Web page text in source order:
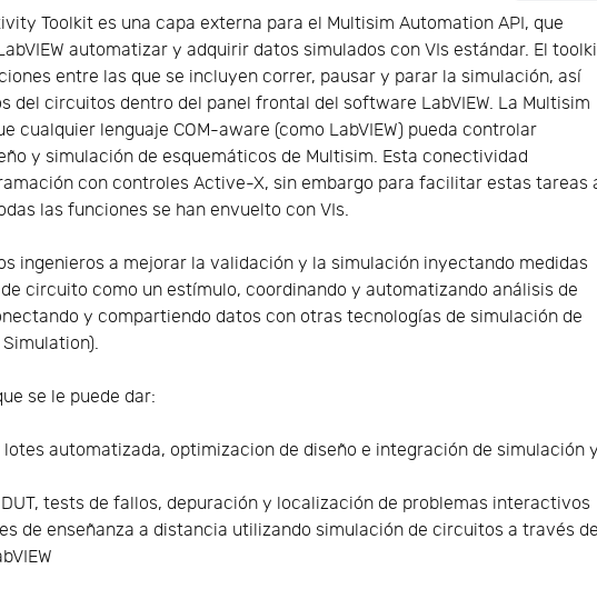
Toolkit es una capa externa para el Multisim Automation API, que
automatizar y adquirir datos simulados con VIs estándar. El
entre las que se incluyen correr, pausar y parar la simulación, así
del circuitos dentro del panel frontal del software LabVIEW. La Multisim
cualquier lenguaje COM-aware (como LabVIEW) pueda controlar
y simulación de esquemáticos de Multisim. Esta conectividad
con controles Active-X, sin embargo para facilitar estas tareas
las funciones se han envuelto con VIs.
ingenieros a mejorar la validación y la simulación inyectando medidas
circuito como un estímulo, coordinando y automatizando análisis de
y compartiendo datos con otras tecnologías de simulación de
Simulation).
se le puede dar:
lotes automatizada, optimizacion de diseño e integración de simulación y
tests de fallos, depuración y localización de problemas interactivos
de enseñanza a distancia utilizando simulación de circuitos a través de